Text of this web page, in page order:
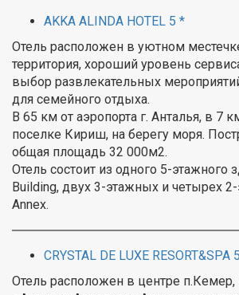
AKKA ALINDA HOTEL 5 *
Отель расположен в уютном
территория, хороший уровень
выбор развлекательных
для семейного отдыха.
В 65 км от аэропорта г. Анталья, в 7
поселке Кириш, на берегу моря.
общая площадь 32 000м2.
Отель состоит из одного 5-этажного
Building, двух 3-этажных и четырех
Аnnex.
CRYSTAL DE LUXE RESORT&SPA
Отель расположен в центре п.Кемер,